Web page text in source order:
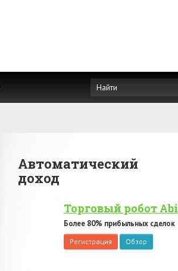
Автоматический
доход
Торговый робот Abi
Более 80% прибыльных сделок
Регистрация Обзор